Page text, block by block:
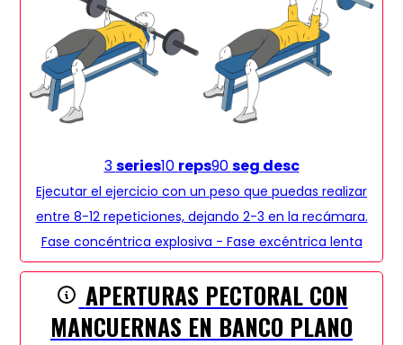
3series10 reps90seg desc
Ejecutar el ejercicio con un peso que puedas realizar
entre 8-12 repeticiones, dejando 2-3 en la recámara.
Fase concéntrica explosiva - Fase excéntrica lenta
APERTURAS PECTORAL CON
MANCUERNAS EN BANCO PLANO